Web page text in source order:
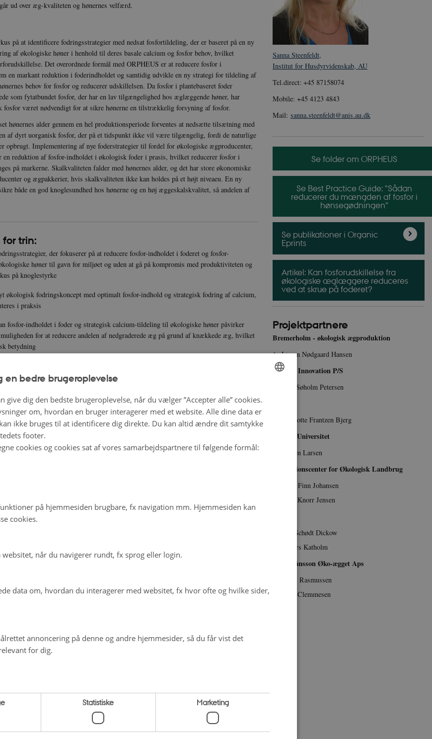
ud over æg-kvaliteten og hønernes velfærd.
på at identificere fodringsstrategier med nedsat fosfortildeling, der er baseret på en ny
af økologiske høner i henhold til deres basale calcium og fosfor behov, hvilket
Det overordnede formål med ORPHEUS er at reducere fosfor i
en markant reduktion i foderindholdet og samtidig udvikle en ny strategi for tildeling af
behov for fosfor og reducerer udskillelsen. Da fosfor i plantebaseret foder
som fytatbundet fosfor, der har en lav tilgængelighed hos æglæggende høner, har
fosfor været nødvendigt for at sikre hønerne en tilstrækkelig forsyning af fosfor.
hønernes alder gennem en hel produktionsperiode forventes at nedsætte tilsætning med
af dyrt uorganisk fosfor, der på et tidspunkt ikke vil være tilgængelig, fordi de naturlige
opbrugt. Implementering af nye foderstrategier til fordel for økologiske ægproducenter,
en reduktion af fosfor-indholdet i økologisk foder i prasis, hvilket reducerer fosfor i
på markerne. Skalkvaliteten falder med hønernes alder, og det har store økonomiske
og ægpakkerier, hvis skalkvaliteten ikke kan holdes på et højt niveaeu. En ny
både en god knoglesundhed hos hønerne og en høj æggeskalskvalitet, så andelen af
trin:
der fokuserer på at reducere fosfor-indholdet i foderet og fosfor-
høner til gavn for miljøet og uden at gå på kompromis med produktiviteten og
på knoglestyrke
økologisk fodringskoncept med optimalt fosfor-indhold og strategisk fodring af calcium,
i praksis
fosfor-indholdet i foder og strategisk calcium-tildeling til økologiske høner påvirker
for at reducere andelen af nedgraderede æg på grund af knækkede æg, hvilket
betydning
uden negativ effekt på dyrevelfærd og produktivitet, men med et minimum af
practice guide” baseret på de opnåede resultater, der kan anvendes af økologiske
der tildeles de nødvendige mængder af fosfor og calcium til at sikre en god velfærd,
produktkvalitet
Sanna Steenfeldt,
Institut for Husdyrvidenskab, AU
Tel.direct: +45 87158074
Mobile: +45 4123 4843
Mail: sanna.steenfeldt@anis.au.dk
Se folder om ORPHEUS
Se Best Practice Guide: "Sådan
reducerer du mængden af fosfor i
hønsegødningen"
Se publikationer i Organic
Eprints
Artikel: Kan fosforudskillelse fra
økologiske æglæggere reduceres
ved at skrue på foderet?
Projektpartnere
Bremerholm - økologisk ægproduktion
Jørgen Nødgaard Hansen
SEGES Innovation P/S
Jette Søholm Petersen
Charlotte Frantzen Bjerg
Aarhus Universitet
Torben Larsen
Innovationscenter for Økologisk Landbrug
Niels Finn Johansen
Sofie Knorr Jensen
Mia Schødt Dickow
Anders Katholm
Axel Månsson Øko-ægget Aps
Claus Rasmussen
Hans Clemmesen
DANISH
en bedre brugeroplevelse
give dig den bedste brugeroplevelse, når du vælger ”Accepter alle” cookies.
om, hvordan en bruger interagerer med et website. Alle dine data er
ikke bruges til at identificere dig direkte. Du kan altid ændre dit samtykke
footer.
cookies og cookies sat af vores samarbejdspartnere til følgende formål:
på hjemmesiden brugbare, fx navigation mm. Hjemmesiden kan
cookies.
websitet, når du navigerer rundt, fx sprog eller login.
data om, hvordan du interagerer med websitet, fx hvor ofte og hvilke sider,
annoncering på denne og andre hjemmesider, så du får vist det
for dig.
Statistiske Marketing